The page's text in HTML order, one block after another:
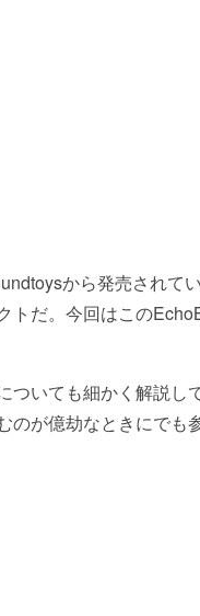
から発売されて
トだ。今回はこの
ついても細かく解説し
のが億劫なときにでも